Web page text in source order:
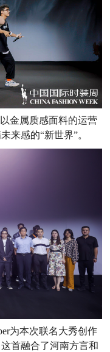
金属质感面料的运营
来感的“新世界”。
为本次联名大秀创作
首融合了河南方言和